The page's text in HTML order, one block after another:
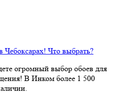
Чебоксарах! Что выбрать?
огромный выбор обоев для
В Инком более 1 500